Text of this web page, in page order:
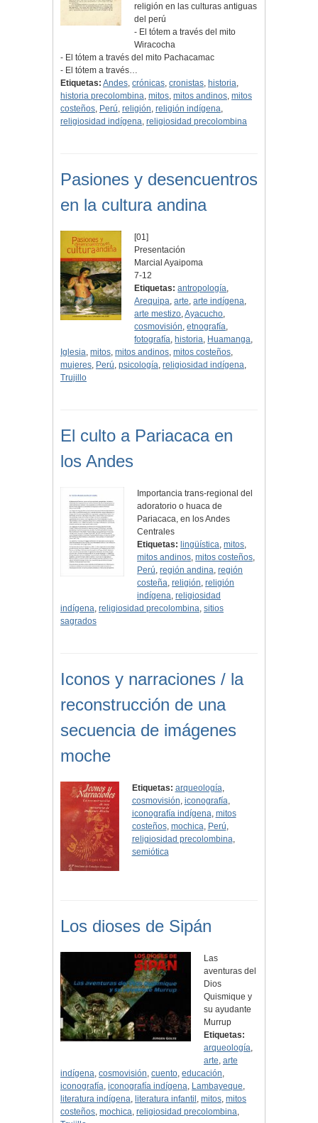
religión en las culturas antiguas
del perú
- El tótem a través del mito
Wiracocha
- El tótem a través del mito Pachacamac
- El tótem a través…
Etiquetas: Andes, crónicas, cronistas, historia,
historia precolombina, mitos, mitos andinos, mitos
costeños, Perú, religión, religión indígena,
religiosidad indígena, religiosidad precolombina
Pasiones y desencuentros
en la cultura andina
[01]
Presentación
Marcial Ayaipoma
7-12
Etiquetas: antropología,
Arequipa,arte,arte indígena,
arte mestizo,Ayacucho,
cosmovisión,etnografía,
fotografía, historia, Huamanga,
Iglesia, mitos, mitos andinos, mitos costeños,
mujeres, Perú, psicología, religiosidad indígena,
Trujillo
El culto a Pariacaca en
los Andes
Importancia trans-regional del
adoratorio o huaca de
Pariacaca, en los Andes
Centrales
Etiquetas: lingüística,mitos,
mitos andinos,mitos costeños,
Perú,región andina,región
costeña,religión,religión
indígena,religiosidad
indígena, religiosidad precolombina, sitios
sagrados
Iconos y narraciones / la
reconstrucción de una
secuencia de imágenes
moche
Etiquetas: arqueología,
cosmovisión, iconografía,
iconografía indígena, mitos
costeños, mochica, Perú,
religiosidad precolombina,
semiótica
Los dioses de Sipán
Las
aventuras del
Dios
Quismique y
su ayudante
Murrup
Etiquetas:
arqueología,
arte, arte
indígena, cosmovisión, cuento, educación,
iconografía, iconografía indígena, Lambayeque,
literatura indígena, literatura infantil , mitos, mitos
costeños, mochica, religiosidad precolombina,